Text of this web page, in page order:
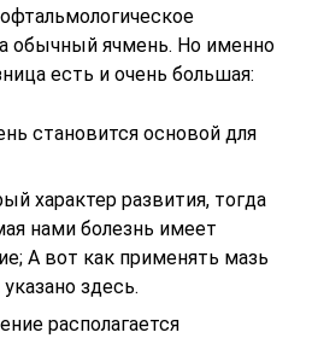
обычный ячмень. Но именно
есть и очень большая:
становится основой для
характер развития, тогда
нами болезнь имеет
А вот как применять мазь
здесь.
располагается